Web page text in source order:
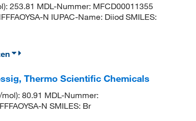
253.81 MDL-Nummer: MFCD00011355
N IUPAC-Name: Diiod SMILES:
Thermo Scientific Chemicals
80.91 MDL-Nummer:
N SMILES: Br